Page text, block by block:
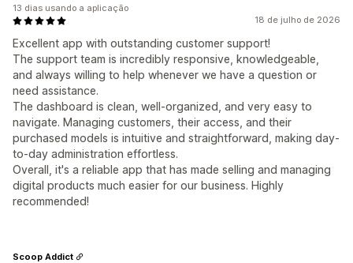
18 de julho de 2026
Excellent app with outstanding customer support!
The support team is incredibly responsive, knowledgeable,
and always willing to help whenever we have a question or
need assistance.
The dashboard is clean, well-organized, and very easy to
navigate. Managing customers, their access, and their
purchased models is intuitive and straightforward, making day-
to-day administration effortless.
Overall, it's a reliable app that has made selling and managing
digital products much easier for our business. Highly
recommended!
13 dias usando a aplicação
Scoop Addict